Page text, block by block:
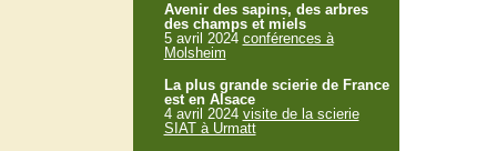
Avenir des sapins, des arbres
des champs et miels
5 avril 2024 conférences à
Molsheim
La plus grande scierie de France
est en Alsace
4 avril 2024 visite de la scierie
SIAT à Urmatt